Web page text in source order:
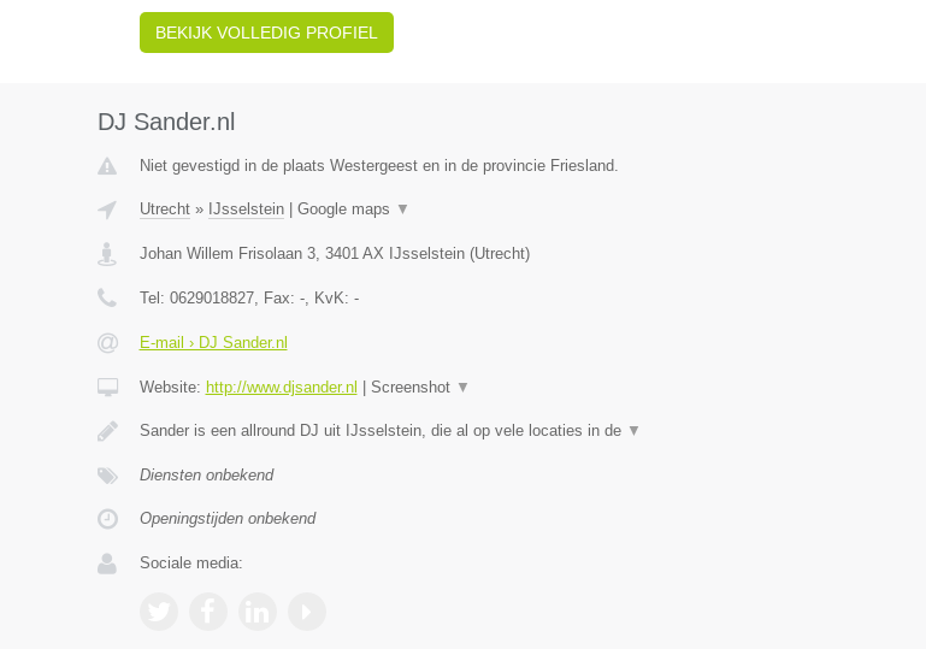
BEKIJK VOLLEDIG PROFIEL
DJ Sander.nl
Niet gevestigd in de plaats Westergeest en in de provincie Friesland.
Utrecht» IJsselstein| Google maps ▼
Johan Willem Frisolaan 3, 3401 AX IJsselstein(Utrecht)
Tel: 0629018827, Fax: -, KvK: -
E-mail › DJ Sander.nl
Website: http://www.djsander.nl Screenshot ▼
Sander is een allround DJ uit IJsselstein, die al op vele locaties in de ▼
Diensten onbekend
Openingstijden onbekend
Sociale media: